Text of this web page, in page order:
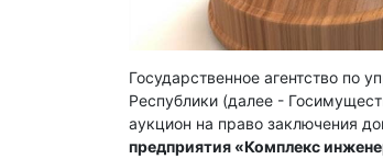
Государственное агентство по
Республики (далее -
аукцион на право заключения
предприятия «Комплекс